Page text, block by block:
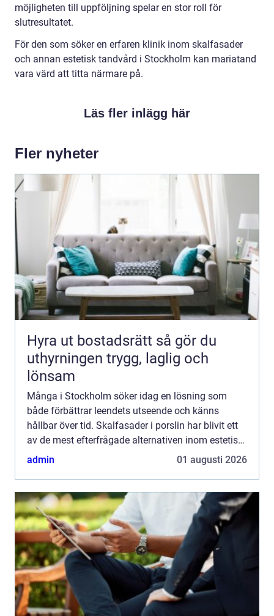
möjligheten till uppföljning spelar en stor roll för
slutresultatet.
För den som söker en erfaren klinik inom skalfasader
och annan estetisk tandvård i Stockholm kan mariatand
vara värd att titta närmare på.
Läs fler inlägg här
Fler nyheter
Hyra ut bostadsrätt så gör du
uthyrningen trygg, laglig och
lönsam
Många i Stockholm söker idag en lösning som
både förbättrar leendets utseende och känns
hållbar över tid. Skalfasader i porslin har blivit ett
av de mest efterfrågade alternativen inom estetisk
ta...
admin 01 augusti 2026